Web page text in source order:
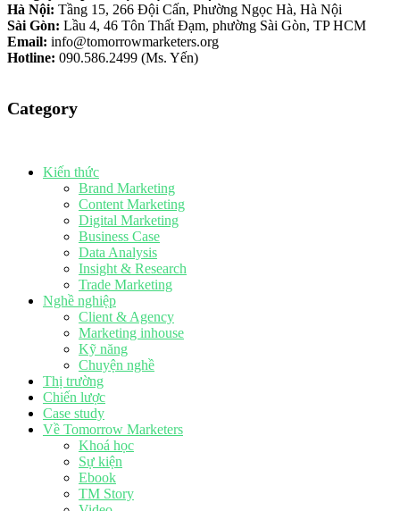
Hà Nội: Tầng 15, 266 Đội Cấn, Phường Ngọc Hà, Hà Nội
Sài Gòn: Lầu 4, 46 Tôn Thất Đạm, phường Sài Gòn, TP HCM
Email: info@tomorrowmarketers.org
Hotline: 090.586.2499 (Ms. Yến)
Category
Kiến thức
Brand Marketing
Content Marketing
Digital Marketing
Business Case
Data Analysis
Insight & Research
Trade Marketing
Nghề nghiệp
Client & Agency
Marketing inhouse
Kỹ năng
Chuyện nghề
Thị trường
Chiến lược
Case study
Về Tomorrow Marketers
Khoá học
Sự kiện
Ebook
TM Story